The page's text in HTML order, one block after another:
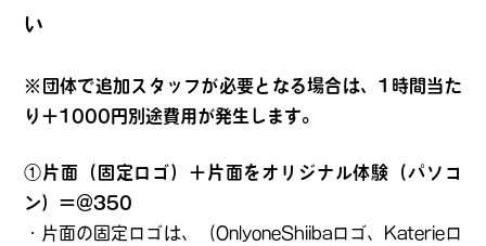
い
※団体で追加スタッフが必要となる場合は、1時間当た
り＋1000円別途費用が発生します。
①片面（固定ロゴ）＋片面をオリジナル体験（パソコ
ン）＝＠350
・片面の固定ロゴは、（OnlyoneShiibaロゴ、Katerieロ